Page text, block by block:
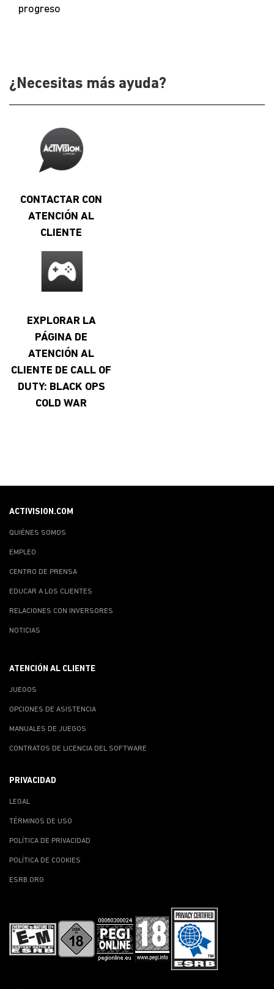
progreso
¿Necesitas más ayuda?
CONTACTAR CON
ATENCIÓN AL
CLIENTE
EXPLORAR LA
PÁGINA DE
ATENCIÓN AL
CLIENTE DE CALL OF
DUTY: BLACK OPS
COLD WAR
ACTIVISION.COM
QUIÉNES SOMOS
EMPLEO
CENTRO DE PRENSA
EDUCAR A LOS CLIENTES
RELACIONES CON INVERSORES
NOTICIAS
ATENCIÓN AL CLIENTE
JUEGOS
OPCIONES DE ASISTENCIA
MANUALES DE JUEGOS
CONTRATOS DE LICENCIA DEL SOFTWARE
PRIVACIDAD
LEGAL
TÉRMINOS DE USO
POLÍTICA DE PRIVACIDAD
POLÍTICA DE COOKIES
ESRB.ORG